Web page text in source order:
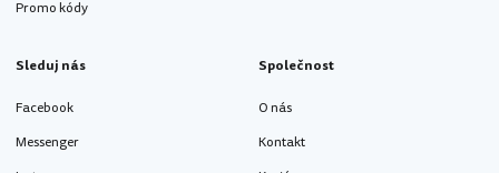
Promo kódy
Sleduj nás
Facebook
Messenger
Společnost
O nás
Kontakt